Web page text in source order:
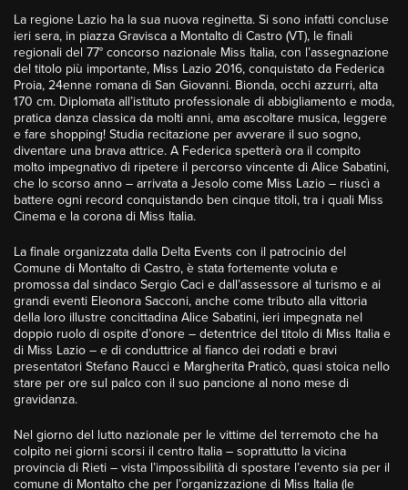
La regione Lazio ha la sua nuova reginetta. Si sono infatti concluse
ieri sera, in piazza Gravisca a Montalto di Castro (VT), le finali
regionali del 77° concorso nazionale Miss Italia, con l’assegnazione
del titolo più importante, Miss Lazio 2016, conquistato da Federica
Proia, 24enne romana di San Giovanni. Bionda, occhi azzurri, alta
170 cm. Diplomata all’istituto professionale di abbigliamento e moda,
pratica danza classica da molti anni, ama ascoltare musica, leggere
e fare shopping! Studia recitazione per avverare il suo sogno,
diventare una brava attrice. A Federica spetterà ora il compito
molto impegnativo di ripetere il percorso vincente di Alice Sabatini,
che lo scorso anno – arrivata a Jesolo come Miss Lazio – riuscì a
battere ogni record conquistando ben cinque titoli, tra i quali Miss
Cinema e la corona di Miss Italia.
La finale organizzata dalla Delta Events con il patrocinio del
Comune di Montalto di Castro, è stata fortemente voluta e
promossa dal sindaco Sergio Caci e dall’assessore al turismo e ai
grandi eventi Eleonora Sacconi, anche come tributo alla vittoria
della loro illustre concittadina Alice Sabatini, ieri impegnata nel
doppio ruolo di ospite d’onore – detentrice del titolo di Miss Italia e
di Miss Lazio – e di conduttrice al fianco dei rodati e bravi
presentatori Stefano Raucci e Margherita Praticò, quasi stoica nello
stare per ore sul palco con il suo pancione al nono mese di
gravidanza.
Nel giorno del lutto nazionale per le vittime del terremoto che ha
colpito nei giorni scorsi il centro Italia – soprattutto la vicina
provincia di Rieti – vista l’impossibilità di spostare l’evento sia per il
comune di Montalto che per l’organizzazione di Miss Italia (le